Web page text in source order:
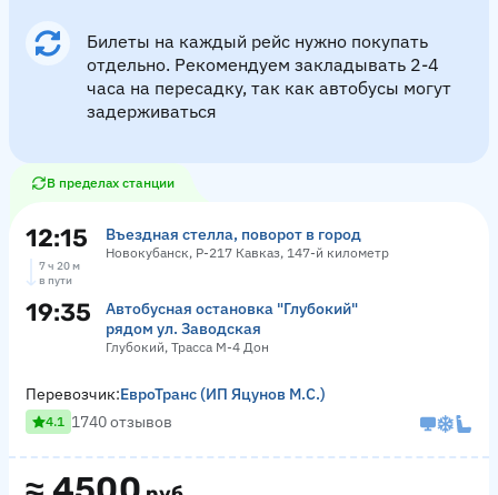
Билеты на каждый рейс нужно покупать
отдельно. Рекомендуем закладывать 2-4
часа на пересадку, так как автобусы могут
задерживаться
В пределах станции
12:15 Въездная стелла, поворот в город
Новокубанск, Р-217 Кавказ, 147-й километр
7 ч 20 м
в пути
19:35
Автобусная остановка "Глубокий"
рядом ул. Заводская
Глубокий, Трасса М-4 Дон
Перевозчик:ЕвроТранс (ИП Яцунов М.С.)
4.1 1740 отзывов